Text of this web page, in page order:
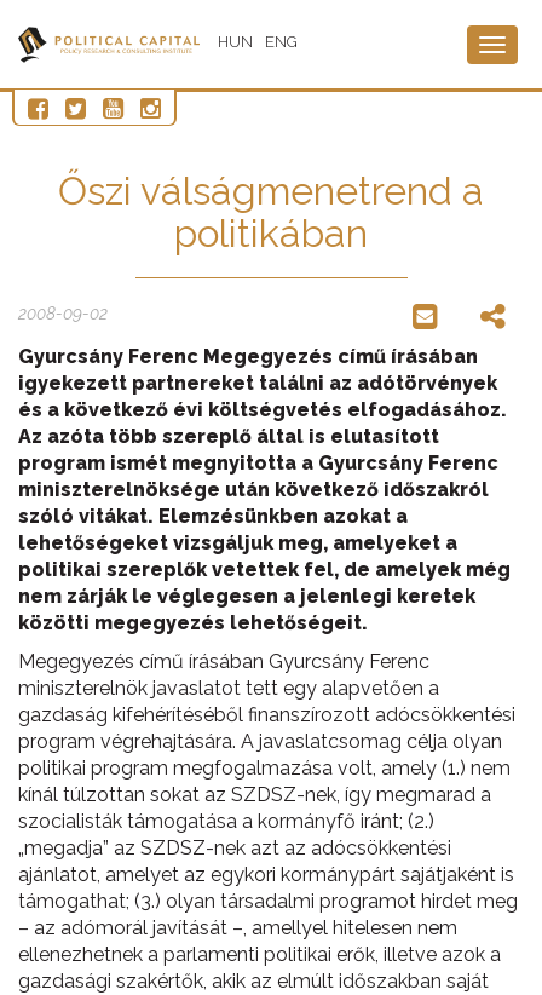
HUN ENG
Őszi válságmenetrend a
politikában
2008-09-02
Gyurcsány Ferenc Megegyezés című írásában
igyekezett partnereket találni az adótörvények
és a következő évi költségvetés elfogadásához.
Az azóta több szereplő által is elutasított
program ismét megnyitotta a Gyurcsány Ferenc
miniszterelnöksége után következő időszakról
szóló vitákat. Elemzésünkben azokat a
lehetőségeket vizsgáljuk meg, amelyeket a
politikai szereplők vetettek fel, de amelyek még
nem zárják le véglegesen a jelenlegi keretek
közötti megegyezés lehetőségeit.
Megegyezés című írásában Gyurcsány Ferenc
miniszterelnök javaslatot tett egy alapvetően a
gazdaság kifehérítéséből finanszírozott adócsökkentési
program végrehajtására. A javaslatcsomag célja olyan
politikai program megfogalmazása volt, amely (1.) nem
kínál túlzottan sokat az SZDSZ-nek, így megmarad a
szocialisták támogatása a kormányfő iránt; (2.)
„megadja” az SZDSZ-nek azt az adócsökkentési
ajánlatot, amelyet az egykori kormánypárt sajátjaként is
támogathat; (3.) olyan társadalmi programot hirdet meg
– az adómorál javítását –, amellyel hitelesen nem
ellenezhetnek a parlamenti politikai erők, illetve azok a
gazdasági szakértők, akik az elmúlt időszakban saját